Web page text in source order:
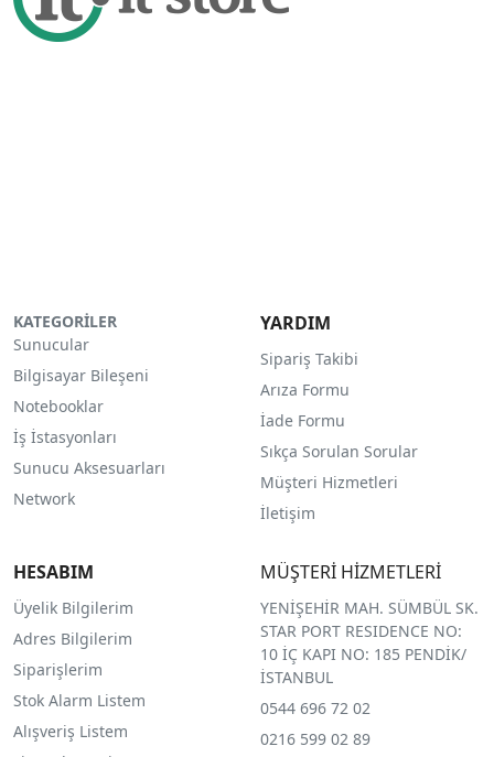
KATEGORİLER
Sunucular
Bilgisayar Bileşeni
Notebooklar
İş İstasyonları
Sunucu Aksesuarları
Network
YARDIM
Sipariş Takibi
Arıza Formu
İade Formu
Sıkça Sorulan Sorular
Müşteri Hizmetleri
İletişim
HESABIM
Üyelik Bilgilerim
Adres Bilgilerim
Siparişlerim
Stok Alarm Listem
Alışveriş Listem
MÜŞTERİ HİZMETLERİ
YENİŞEHİR MAH. SÜMBÜL SK.
STAR PORT RESIDENCE NO:
10 İÇ KAPI NO: 185 PENDİK/
İSTANBUL
0544 696 72 02
0216 599 02 89